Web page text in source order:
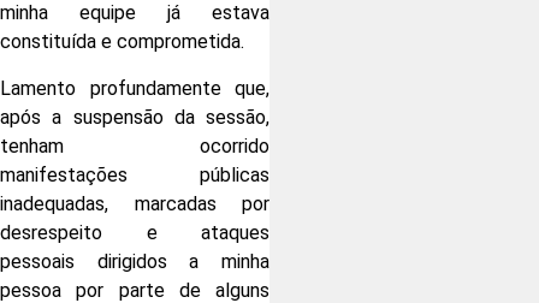
minha equipe já estava
constituída e comprometida.
Lamento profundamente que,
após a suspensão da sessão,
tenham ocorrido
manifestações públicas
inadequadas, marcadas por
desrespeito e ataques
pessoais dirigidos a minha
pessoa por parte de alguns